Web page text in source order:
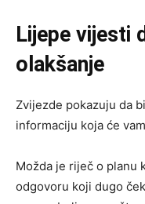
Lijepe vijesti
olakšanje
Zvijezde pokazuju da
informaciju koja će
Možda je riječ o planu
odgovoru koji dugo